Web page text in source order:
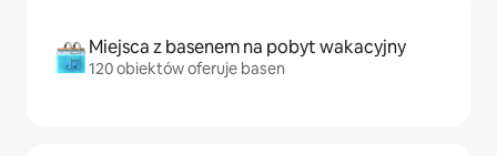
Miejsca z basenem na pobyt wakacyjny
120 obiektów oferuje basen